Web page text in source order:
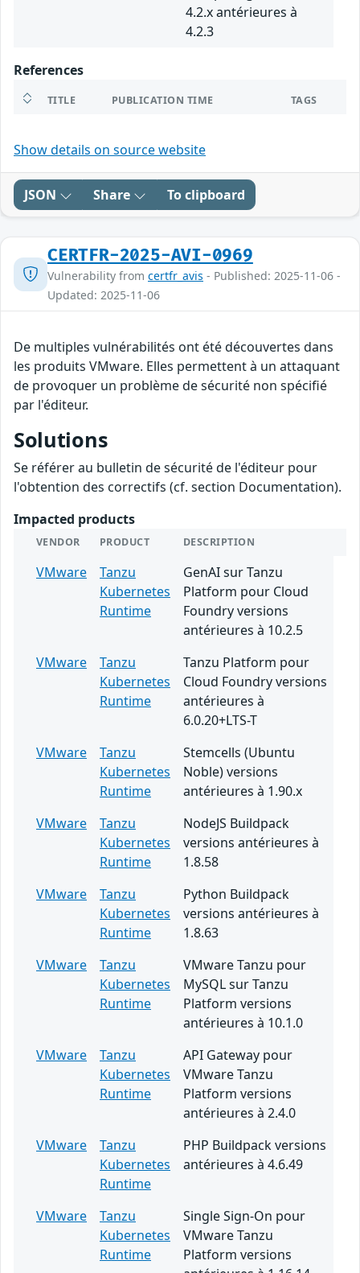
4.2.x antérieures à
4.2.3
References
TITLE PUBLICATION TIME TAGS
Show details on source website
JSON Share To clipboard
CERTFR-2025-AVI-0969
Vulnerability from certfr_avis - Published: 2025-11-06 -
Updated: 2025-11-06
De multiples vulnérabilités ont été découvertes dans
les produits VMware. Elles permettent à un attaquant
de provoquer un problème de sécurité non spécifié
par l'éditeur.
Solutions
Se référer au bulletin de sécurité de l'éditeur pour
l'obtention des correctifs (cf. section Documentation).
Impacted products
VENDOR PRODUCT DESCRIPTION
VMware
Tanzu
Kubernetes
Runtime
GenAI sur Tanzu
Platform pour Cloud
Foundry versions
antérieures à 10.2.5
VMware
Tanzu
Kubernetes
Runtime
Tanzu Platform pour
Cloud Foundry versions
antérieures à
6.0.20+LTS-T
VMware
Tanzu
Kubernetes
Runtime
Stemcells (Ubuntu
Noble) versions
antérieures à 1.90.x
VMware
Tanzu
Kubernetes
Runtime
NodeJS Buildpack
versions antérieures à
1.8.58
VMware
Tanzu
Kubernetes
Runtime
Python Buildpack
versions antérieures à
1.8.63
VMware
Tanzu
Kubernetes
Runtime
VMware Tanzu pour
MySQL sur Tanzu
Platform versions
antérieures à 10.1.0
VMware
Tanzu
Kubernetes
Runtime
API Gateway pour
VMware Tanzu
Platform versions
antérieures à 2.4.0
VMware
Tanzu
Kubernetes
Runtime
PHP Buildpack versions
antérieures à 4.6.49
VMware
Tanzu
Kubernetes
Runtime
Single Sign-On pour
VMware Tanzu
Platform versions